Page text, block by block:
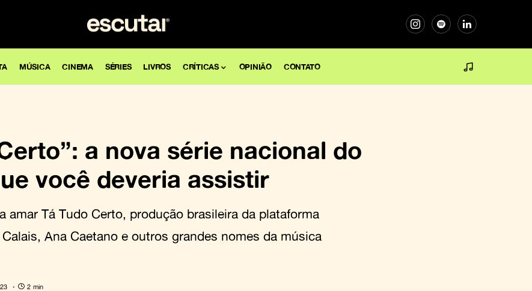
MÚSICA CINEMA SÉRIES LIVROS CRÍTICAS OPINIÃO CONTATO
a nova série nacional do
você deveria assistir
amar Tá Tudo Certo, produção brasileira da plataforma
Ana Caetano e outros grandes nomes da música
2 min